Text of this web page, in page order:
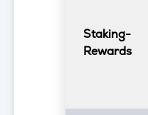
Staking-
Rewards